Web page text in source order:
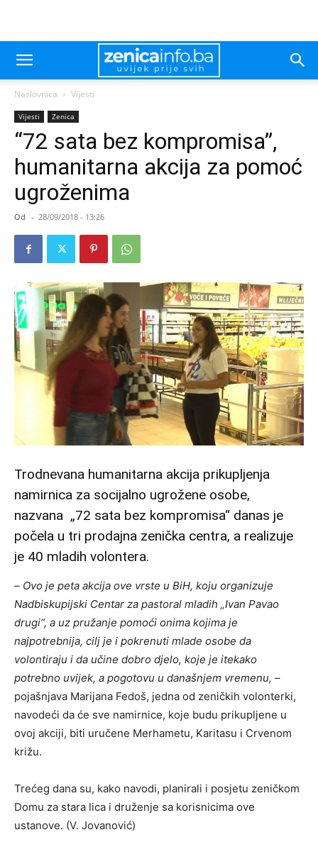
Naslovnica Vijesti
Vijesti Zenica
“72 sata bez kompromisa”,
humanitarna akcija za pomoć
ugroženima
Od - 28/09/2018 - 13:26
Trodnevana humanitarna akcija prikupljenja
namirnica za socijalno ugrožene osobe,
nazvana „72 sata bez kompromisa“ danas je
počela u tri prodajna zenička centra, a realizuje
je 40 mladih volontera.
– Ovo je peta akcija ove vrste u BiH, koju organizuje
Nadbiskupijski Centar za pastoral mladih „Ivan Pavao
drugi“, a uz pružanje pomoći onima kojima je
najpotrebnija, cilj je i pokrenuti mlade osobe da
volontiraju i da učine dobro djelo, koje je itekako
potrebno uvijek, a pogotovu u današnjem vremenu, –
pojašnjava Marijana Fedoš, jedna od zeničkih volonterki,
navodeći da će sve namirnice, koje budu prikupljene u
ovoj akciji, biti uručene Merhametu, Karitasu i Crvenom
križu.
Trećeg dana su, kako navodi, planirali i posjetu zeničkom
Domu za stara lica i druženje sa korisnicima ove
ustanove. (V. Jovanović)